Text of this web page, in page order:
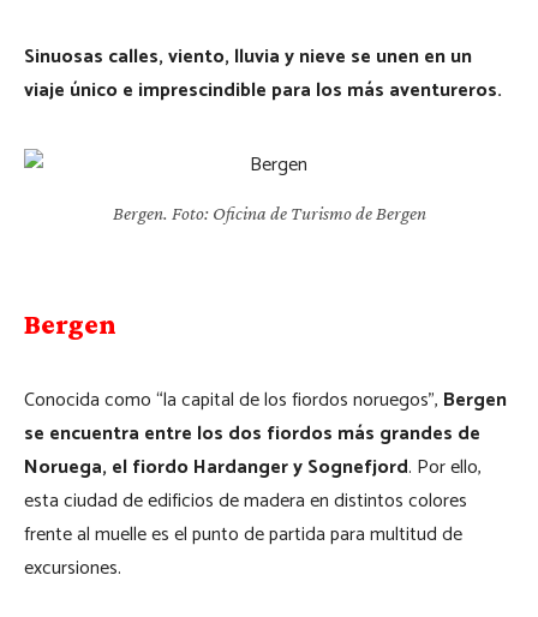
Sinuosas calles, viento, lluvia y nieve se unen en un
viaje único e imprescindible para los más aventureros.
Bergen. Foto: Oficina de Turismo de Bergen
Bergen
Conocida como “la capital de los fiordos noruegos”, Bergen
se encuentra entre los dos fiordos más grandes de
Noruega, el fiordo Hardanger y Sognefjord. Por ello,
esta ciudad de edificios de madera en distintos colores
frente al muelle es el punto de partida para multitud de
excursiones.